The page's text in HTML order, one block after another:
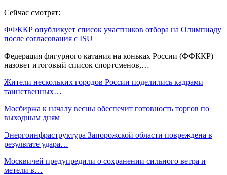
Сейчас смотрят:
ФФККР опубликует список участников отбора на Олимпиаду
после согласования с ISU
Федерация фигурного катания на коньках России (ФФККР)
назовет итоговый список спортсменов,…
Жители нескольких городов России поделились кадрами
таинственных…
Мосбиржа к началу весны обеспечит готовность торгов по
выходным дням
Энергоинфраструктура Запорожской области повреждена в
результате удара…
Москвичей предупредили о сохранении сильного ветра и
метели в…